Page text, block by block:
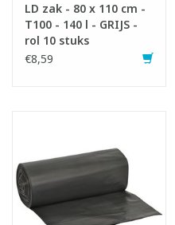
LD zak - 80 x 110 cm -
T100 - 140 l - GRIJS -
rol 10 stuks
€8,59